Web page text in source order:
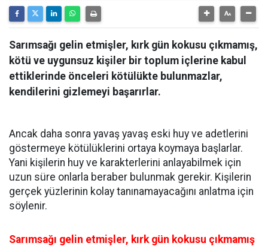
Sarımsağı gelin etmişler, kırk gün kokusu çıkmamış,
kötü ve uygunsuz kişiler bir toplum içlerine kabul
ettiklerinde önceleri kötülükte bulunmazlar,
kendilerini gizlemeyi başarırlar.
Ancak daha sonra yavaş yavaş eski huy ve adetlerini
göstermeye kötülüklerini ortaya koymaya başlarlar.
Yani kişilerin huy ve karakterlerini anlayabilmek için
uzun süre onlarla beraber bulunmak gerekir. Kişilerin
gerçek yüzlerinin kolay tanınamayacağını anlatma için
söylenir.
Sarımsağı gelin etmişler, kırk gün kokusu çıkmamış